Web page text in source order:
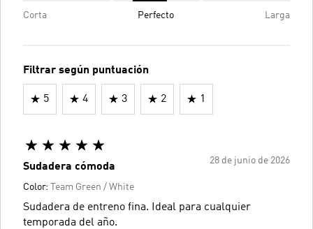
Corta Perfecto Larga
Filtrar según puntuación
5 4 3 2 1
28 de junio de 2026
Sudadera cómoda
Color: Team Green / White
Sudadera de entreno fina. Ideal para cualquier
temporada del año.